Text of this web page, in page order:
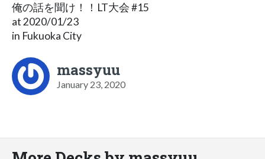
俺の話を聞け！！LT大会 #15
at 2020/01/23
in Fukuoka City
massyuu
January 23, 2020